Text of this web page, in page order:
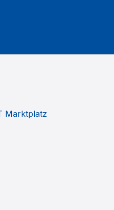
Marktplatz